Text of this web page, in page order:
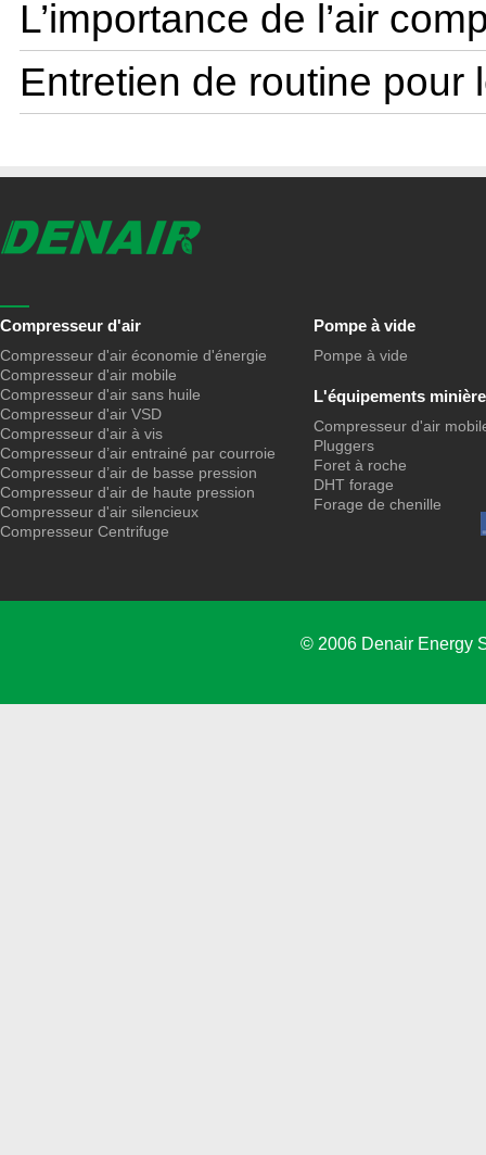
L’importance de l’air
Entretien de routine pour
Compresseur d'air
Compresseur d'air économie d'énergie
Compresseur d'air mobile
Compresseur d'air sans huile
Compresseur d'air VSD
Compresseur d'air à vis
Compresseur d’air entrainé par courroie
Compresseur d’air de basse pression
Compresseur d'air de haute pression
Compresseur d'air silencieux
Compresseur Centrifuge
Pompe à vide
Pompe à vide
L'équipements minière
Compresseur d'air
Pluggers
Foret à roche
DHT forage
Forage de chenille
© 2006 Denair Energy